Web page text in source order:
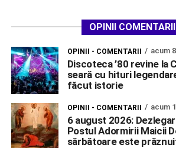
OPINII COMENTARII
OPINII - COMENTARII acum
Discoteca ’80 revine la
seară cu hituri
făcut istorie
OPINII - COMENTARII acum
6 august 2026:
Postul Adormirii Maicii
sărbătoare este